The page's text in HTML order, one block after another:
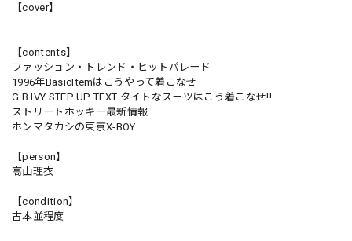
【cover】
【contents】
ファッション・トレンド・ヒットパレード
1996年BasicItemはこうやって着こなせ
G.B.IVY STEP UP TEXT タイトなスーツはこう着こなせ!!
ストリートホッキー最新情報
ホンマタカシの東京X-BOY
【person】
高山理衣
【condition】
古本並程度